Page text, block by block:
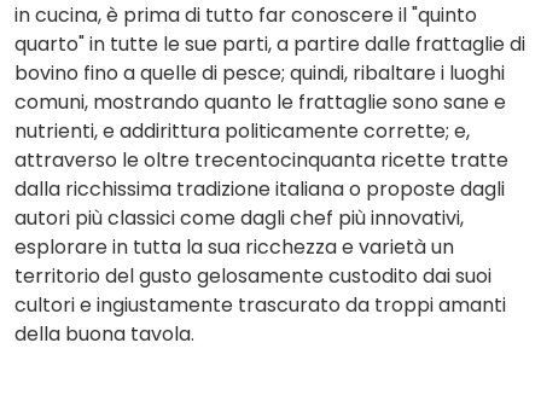
in cucina, è prima di tutto far conoscere il "quinto
quarto" in tutte le sue parti, a partire dalle frattaglie di
bovino fino a quelle di pesce; quindi, ribaltare i luoghi
comuni, mostrando quanto le frattaglie sono sane e
nutrienti, e addirittura politicamente corrette; e,
attraverso le oltre trecentocinquanta ricette tratte
dalla ricchissima tradizione italiana o proposte dagli
autori più classici come dagli chef più innovativi,
esplorare in tutta la sua ricchezza e varietà un
territorio del gusto gelosamente custodito dai suoi
cultori e ingiustamente trascurato da troppi amanti
della buona tavola.